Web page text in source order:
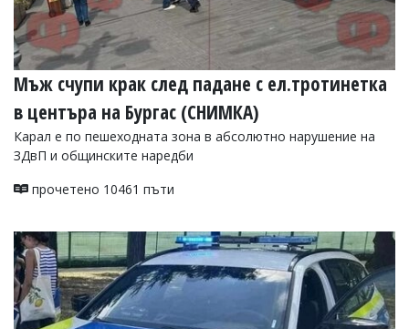
Мъж счупи крак след падане с ел.тротинетка
в центъра на Бургас (СНИМКА)
Карал е по пешеходната зона в абсолютно нарушение на
ЗДвП и общинските наредби
прочетено 10461 пъти